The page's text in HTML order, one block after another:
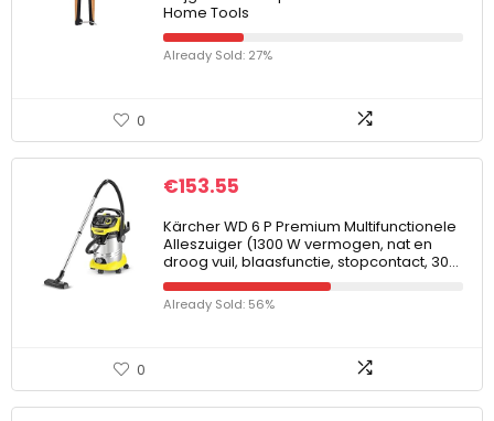
Home Tools
Already Sold: 27%
0
€153.55
Kärcher WD 6 P Premium Multifunctionele
Alleszuiger (1300 W vermogen, nat en
droog vuil, blaasfunctie, stopcontact, 30…
Already Sold: 56%
0